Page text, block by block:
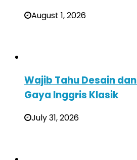
August 1, 2026
Wajib Tahu Desain
Gaya Inggris Klasik
July 31, 2026